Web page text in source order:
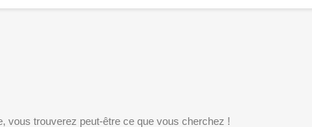
vous trouverez peut-être ce que vous cherchez !